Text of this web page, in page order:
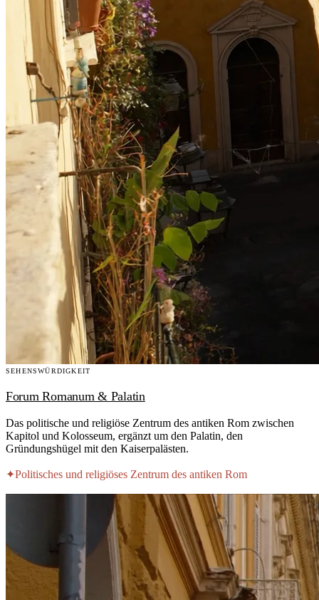
SEHENSWÜRDIGKEIT
Forum Romanum & Palatin
Das politische und religiöse Zentrum des antiken Rom zwischen
Kapitol und Kolosseum, ergänzt um den Palatin, den
Gründungshügel mit den Kaiserpalästen.
✦Politisches und religiöses Zentrum des antiken Rom